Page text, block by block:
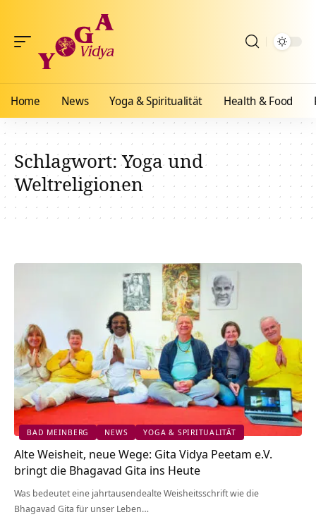
Home News Yoga & Spiritualität Health & Food
Schlagwort:Yoga und
Weltreligionen
BAD MEINBERG NEWS YOGA & SPIRITUALITÄT
Alte Weisheit, neue Wege: Gita Vidya Peetam e.V.
bringt die Bhagavad Gita ins Heute
Was bedeutet eine jahrtausendealte Weisheitsschrift wie die
Bhagavad Gita für unser Leben…